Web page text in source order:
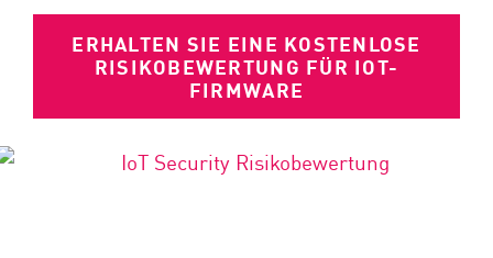
ERHALTEN SIE EINE KOSTENLOSE
RISIKOBEWERTUNG FÜR IOT-
FIRMWARE